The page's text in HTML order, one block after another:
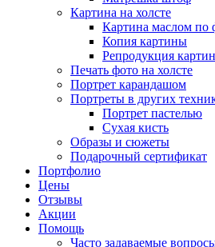
Картина на холсте
Картина маслом по
Копия картины
Репродукция
Печать фото на холсте
Портрет карандашом
Портреты в других
Портрет пастелью
Сухая кисть
Образы и сюжеты
Подарочный сертификат
Портфолио
Цены
Отзывы
Акции
Помощь
Часто задаваемые